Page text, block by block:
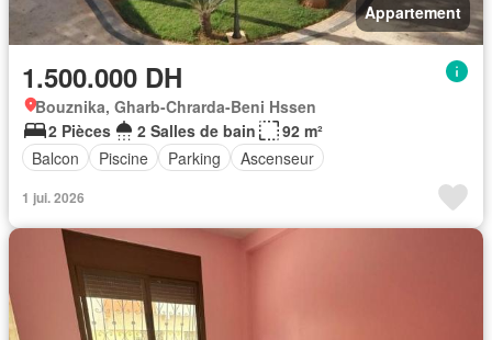
Appartement
1.500.000 DH
Bouznika, Gharb-Chrarda-Beni Hssen
2 Pièces
2 Salles de bain
92 m²
Balcon
Piscine Parking Ascenseur
1 jui. 2026